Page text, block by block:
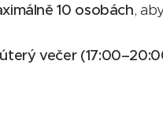
10 osobách,
večer